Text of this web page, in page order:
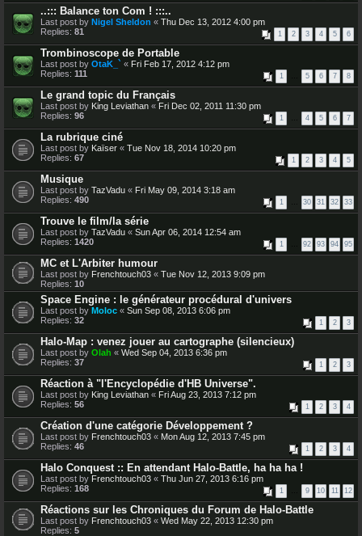
..::: Balance ton Com ! :::..
Last post by Nigel Sheldon « Thu Dec 13, 2012 4:00 pm
Replies: 81 1 2 3 4 5 6
Trombinoscope de Portable
Last post by OtaK_` « Fri Feb 17, 2012 4:12 pm
Replies: 111 1 5 6 7 8
Le grand topic du Français
Last post by King Leviathan « Fri Dec 02, 2011 11:30 pm
Replies: 96 1 … 4 5 6 7
La rubrique ciné
Last post by Kaïser « Tue Nov 18, 2014 10:20 pm
Replies: 67 1 2 3 4 5
Musique
Last post by TazVadu « Fri May 09, 2014 3:18 am
Replies: 490 1 … 30 31 32 33
Trouve le film/la série
Last post by TazVadu « Sun Apr 06, 2014 12:54 am
Replies: 1420 1 92 93 94 95
MC et L'Arbiter humour
Last post by Frenchtouch03 « Tue Nov 12, 2013 9:09 pm
Replies: 10
Space Engine : le générateur procédural d'univers
Last post by Moloc « Sun Sep 08, 2013 6:06 pm
Replies: 32 1 2 3
Halo-Map : venez jouer au cartographe (silencieux)
Last post by Olah « Wed Sep 04, 2013 6:36 pm
Replies: 37 1 2 3
Réaction à "l'Encyclopédie d'HB Universe".
Last post by King Leviathan « Fri Aug 23, 2013 7:12 pm
Replies: 56 1 2 3 4
Création d'une catégorie Développement ?
Last post by Frenchtouch03 « Mon Aug 12, 2013 7:45 pm
Replies: 46 1 2 3 4
Halo Conquest :: En attendant Halo-Battle, ha ha ha !
Last post by Frenchtouch03 « Thu Jun 27, 2013 6:16 pm
Replies: 168 1 9 10 11 12
Réactions sur les Chroniques du Forum de Halo-Battle
Last post by Frenchtouch03 « Wed May 22, 2013 12:30 pm
Replies: 5